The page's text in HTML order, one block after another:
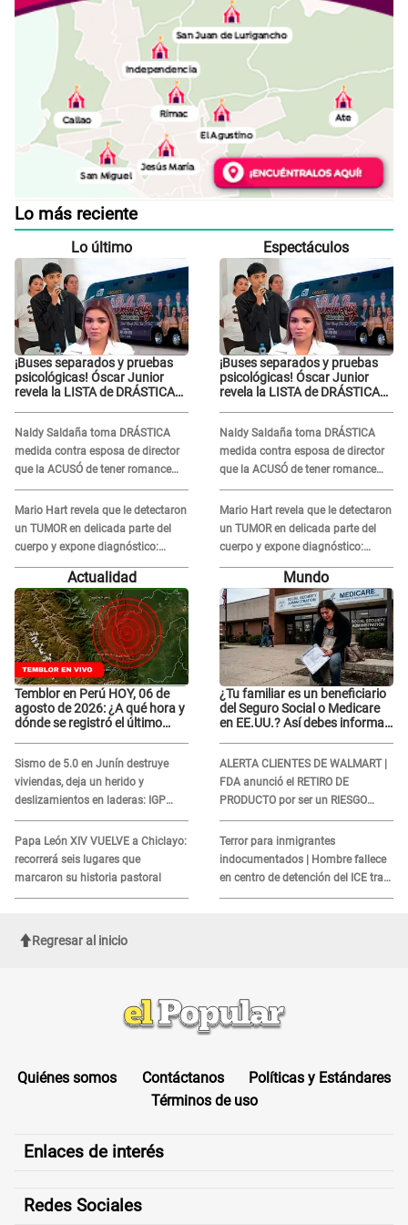
Lo más reciente
Lo último
¡Buses separados y pruebas
psicológicas! Óscar Junior
revela la LISTA de DRÁSTICAS
en 'La Bella Luz' tras caso
Naldy Saldaña
Naldy Saldaña toma DRÁSTICA
medida contra esposa de director
que la ACUSÓ de tener romance
con él: "Muy triste..."
Mario Hart revela que le detectaron
un TUMOR en delicada parte del
cuerpo y expone diagnóstico:
"Dolores muy fuertes..."
Espectáculos
¡Buses separados y pruebas
psicológicas! Óscar Junior
revela la LISTA de DRÁSTICAS
en 'La Bella Luz' tras caso
Naldy Saldaña
Naldy Saldaña toma DRÁSTICA
medida contra esposa de director
que la ACUSÓ de tener romance
con él: "Muy triste..."
Mario Hart revela que le detectaron
un TUMOR en delicada parte del
cuerpo y expone diagnóstico:
"Dolores muy fuertes..."
Actualidad
Temblor en Perú HOY, 06 de
agosto de 2026: ¿A qué hora y
dónde se registró el último
Sismo de 5.0 en Junín destruye
viviendas, deja un herido y
deslizamientos en laderas: IGP
alerta sobre posibles réplicas
Papa León XIV VUELVE a Chiclayo:
recorrerá seis lugares que
marcaron su historia pastoral
Mundo
¿Tu familiar es un beneficiario
del Seguro Social o Medicare
en EE.UU.? Así debes informar
ALERTA CLIENTES DE WALMART |
FDA anunció el RETIRO DE
PRODUCTO por ser un RIESGO
MORTAL para consumidores: ¿Cuál
es?
Terror para inmigrantes
indocumentados | Hombre fallece
en centro de detención del ICE tras
sufrir una "emergencia médica"
Regresar al inicio
Quiénes somos Contáctanos
Políticas y Estándares
Términos de uso
Enlaces de interés
Redes Sociales